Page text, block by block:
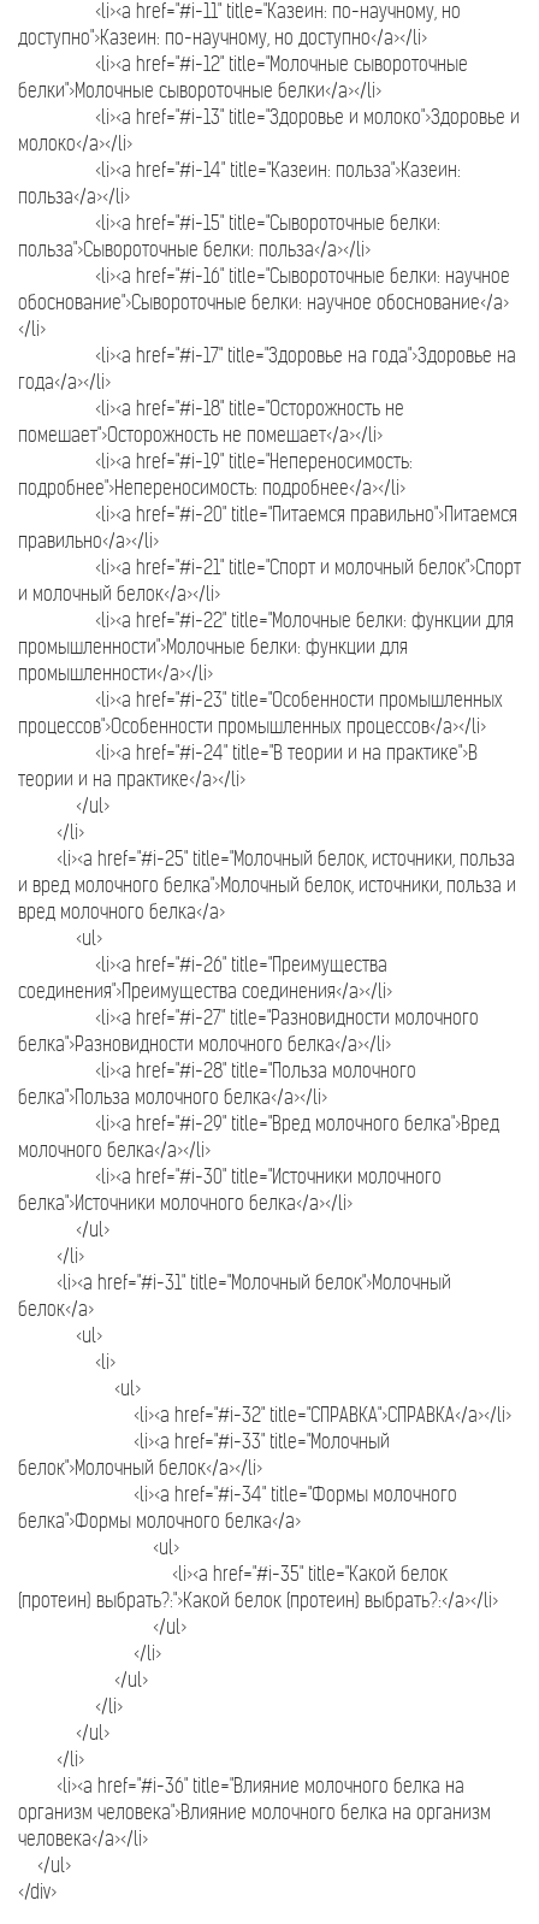
<li><a href="#i-11" title="Казеин: по-научному, но
доступно">Казеин: по-научному, но доступно</a></li>
<li><a href="#i-12" title="Молочные сывороточные
белки">Молочные сывороточные белки</a></li>
<li><a href="#i-13" title="Здоровье и молоко">Здоровье и
молоко</a></li>
<li><a href="#i-14" title="Казеин: польза">Казеин:
польза</a></li>
<li><a href="#i-15" title="Сывороточные белки:
польза">Сывороточные белки: польза</a></li>
<li><a href="#i-16" title="Сывороточные белки: научное
обоснование">Сывороточные белки: научное обоснование</a>
</li>
<li><a href="#i-17" title="Здоровье на года">Здоровье на
года</a></li>
<li><a href="#i-18" title="Осторожность не
помешает">Осторожность не помешает</a></li>
<li><a href="#i-19" title="Непереносимость:
подробнее">Непереносимость: подробнее</a></li>
<li><a href="#i-20" title="Питаемся правильно">Питаемся
правильно</a></li>
<li><a href="#i-21" title="Спорт и молочный белок">Спорт
и молочный белок</a></li>
<li><a href="#i-22" title="Молочные белки: функции для
промышленности">Молочные белки: функции для
промышленности</a></li>
<li><a href="#i-23" title="Особенности промышленных
процессов">Особенности промышленных процессов</a></li>
<li><a href="#i-24" title="В теории и на практике">В
теории и на практике</a></li>
</ul>
</li>
<li><a href="#i-25" title="Молочный белок, источники, польза
и вред молочного белка">Молочный белок, источники, польза и
вред молочного белка</a>
<ul>
<li><a href="#i-26" title="Преимущества
соединения">Преимущества соединения</a></li>
<li><a href="#i-27" title="Разновидности молочного
белка">Разновидности молочного белка</a></li>
<li><a href="#i-28" title="Польза молочного
белка">Польза молочного белка</a></li>
<li><a href="#i-29" title="Вред молочного белка">Вред
молочного белка</a></li>
<li><a href="#i-30" title="Источники молочного
белка">Источники молочного белка</a></li>
</ul>
</li>
<li><a href="#i-31" title="Молочный белок">Молочный
белок</a>
<ul>
<li>
<ul>
<li><a href="#i-32" title="СПРАВКА">СПРАВКА</a></li>
<li><a href="#i-33" title="Молочный
белок">Молочный белок</a></li>
<li><a href="#i-34" title="Формы молочного
белка">Формы молочного белка</a>
<ul>
<li><a href="#i-35" title="Какой белок
(протеин) выбрать?:">Какой белок (протеин) выбрать?:</a></li>
</ul>
</li>
</ul>
</li>
</ul>
</li>
<li><a href="#i-36" title="Влияние молочного белка на
организм человека">Влияние молочного белка на организм
человека</a></li>
</ul>
</div>